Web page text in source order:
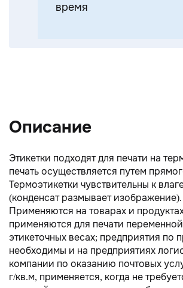
время
Описание
Этикетки подходят для печати на
печать осуществляется путем
Термоэтикетки чувствительны к
(конденсат размывает
Применяются на товарах и
применяются для печати
этикеточных весах; предприятия по
необходимы и на предприятиях
компании по оказанию почтовых
г/кв.м, применяется, когда не